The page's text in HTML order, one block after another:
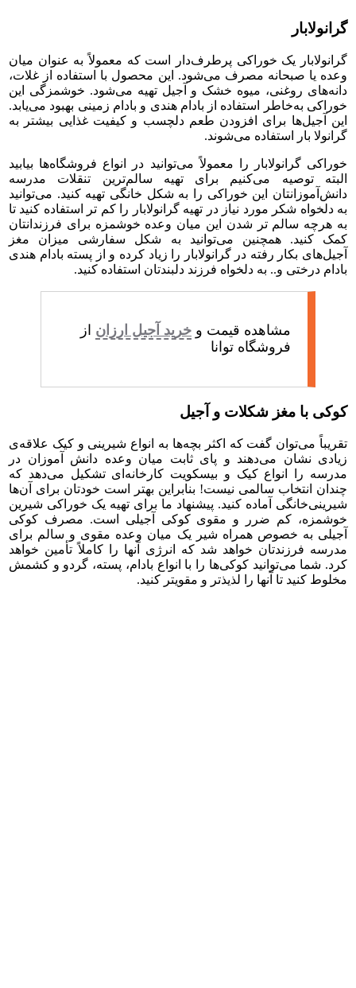
گرانولابار
گرانولابار یک خوراکی پرطرف‌دار است که معمولاً به عنوان میان
وعده یا صبحانه مصرف می‌شود. این محصول با استفاده از غلات،
دانه‌های روغنی، میوه خشک و آجیل تهیه می‌شود. خوشمزگی این
خوراکی به‌خاطر استفاده از بادام هندی و بادام زمینی بهبود می‌یابد.
این آجیل‌ها برای افزودن طعم دلچسب و کیفیت غذایی بیشتر به
گرانولا بار استفاده می‌شوند.
خوراکی گرانولابار را معمولاً می‌توانید در انواع فروشگاه‌ها بیابید
البته توصیه می‌کنیم برای تهیه سالم‌ترین تنقلات مدرسه
دانش‌آموزانتان این خوراکی را به شکل خانگی تهیه کنید. می‌توانید
به دلخواه شکر مورد نیاز در تهیه گرانولابار را کم تر استفاده کنید تا
به هرچه سالم تر شدن این میان وعده خوشمزه برای فرزندانتان
کمک کنید. همچنین می‌توانید به شکل سفارشی میزان مغز
آجیل‌های بکار رفته در گرانولابار را زیاد کرده و از پسته بادام هندی
بادام درختی و.. به دلخواه فرزند دلبندتان استفاده کنید.
مشاهده قیمت و خرید آجیل ارزان از
فروشگاه توانا
کوکی با مغز شکلات و آجیل
تقریباً می‌توان گفت که اکثر بچه‌ها به انواع شیرینی و کیک علاقه‌ی
زیادی نشان می‌دهند و پای ثابت میان وعده دانش آموزان در
مدرسه را انواع کیک و بیسکویت کارخانه‌ای تشکیل می‌دهد که
چندان انتخاب سالمی نیست! بنابراین بهتر است خودتان برای آن‌ها
شیرینی‌خانگی آماده کنید. پیشنهاد ما برای تهیه یک خوراکی شیرین
خوشمزه، کم ضرر و مقوی کوکی آجیلی است. مصرف کوکی
آجیلی به خصوص همراه شیر یک میان وعده مقوی و سالم برای
مدرسه فرزندتان خواهد شد که انرژی آن­ها را کاملاً تأمین خواهد
کرد. شما می‌توانید کوکی‌ها را با انواع بادام، پسته، گردو و کشمش
مخلوط کنید تا آن­ها را لذیذتر و مقوی­تر کنید.